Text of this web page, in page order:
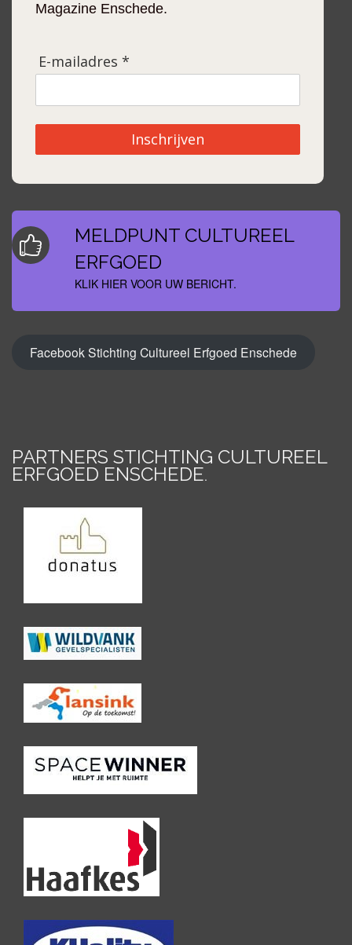
Magazine Enschede.
E-mailadres *
Inschrijven
MELDPUNT CULTUREEL
ERFGOED
KLIK HIER VOOR UW BERICHT.
Facebook Stichting Cultureel Erfgoed Enschede
PARTNERS STICHTING CULTUREEL
ERFGOED ENSCHEDE.